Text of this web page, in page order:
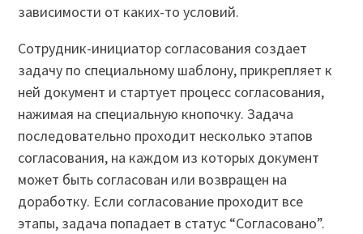
зависимости от каких-то условий.
Сотрудник-инициатор согласования создает
задачу по специальному шаблону, прикрепляет к
ней документ и стартует процесс согласования,
нажимая на специальную кнопочку. Задача
последовательно проходит несколько этапов
согласования, на каждом из которых документ
может быть согласован или возвращен на
доработку. Если согласование проходит все
этапы, задача попадает в статус “Согласовано”.